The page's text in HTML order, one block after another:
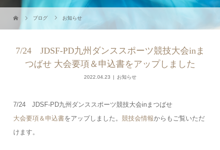
ブログ お知らせ
7/24 JDSF-PD九州ダンススポーツ競技大会inま
つばせ 大会要項＆申込書をアップしました
2022.04.23 お知らせ
7/24 JDSF-PD九州ダンススポーツ競技大会inまつばせ
大会要項＆申込書をアップしました。競技会情報からもご覧いただ
けます。